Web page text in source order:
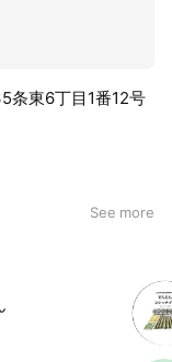
条東6丁目1番12号
See more